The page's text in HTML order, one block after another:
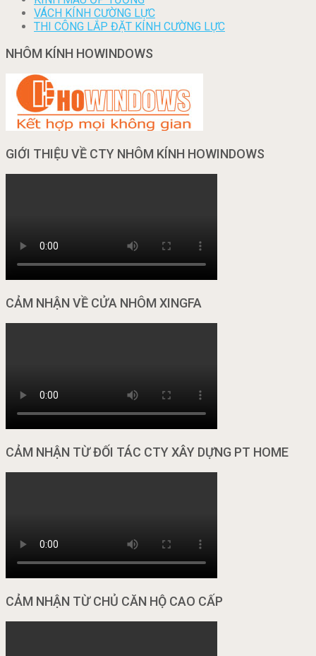
VÁCH KÍNH CƯỜNG LỰC
THI CÔNG LẮP ĐẶT KÍNH CƯỜNG LỰC
NHÔM KÍNH HOWINDOWS
GIỚI THIỆU VỀ CTY NHÔM KÍNH HOWINDOWS
CẢM NHẬN VỀ CỬA NHÔM XINGFA
CẢM NHẬN TỪ ĐỐI TÁC CTY XÂY DỰNG PT HOME
CẢM NHẬN TỪ CHỦ CĂN HỘ CAO CẤP